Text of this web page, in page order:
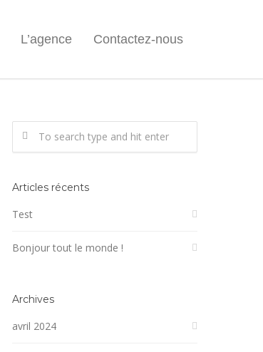
L’agence Contactez-nous
Articles récents
Test
Bonjour tout le monde !
Archives
avril 2024